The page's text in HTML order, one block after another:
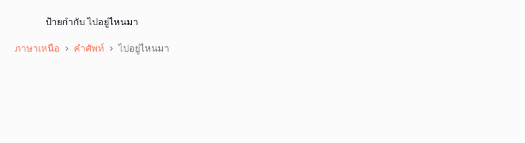
ป้ายกำกับ ไปอยู่ไหนมา
ภาษาเหนือ คำศัพท์ ไปอยู่ไหนมา